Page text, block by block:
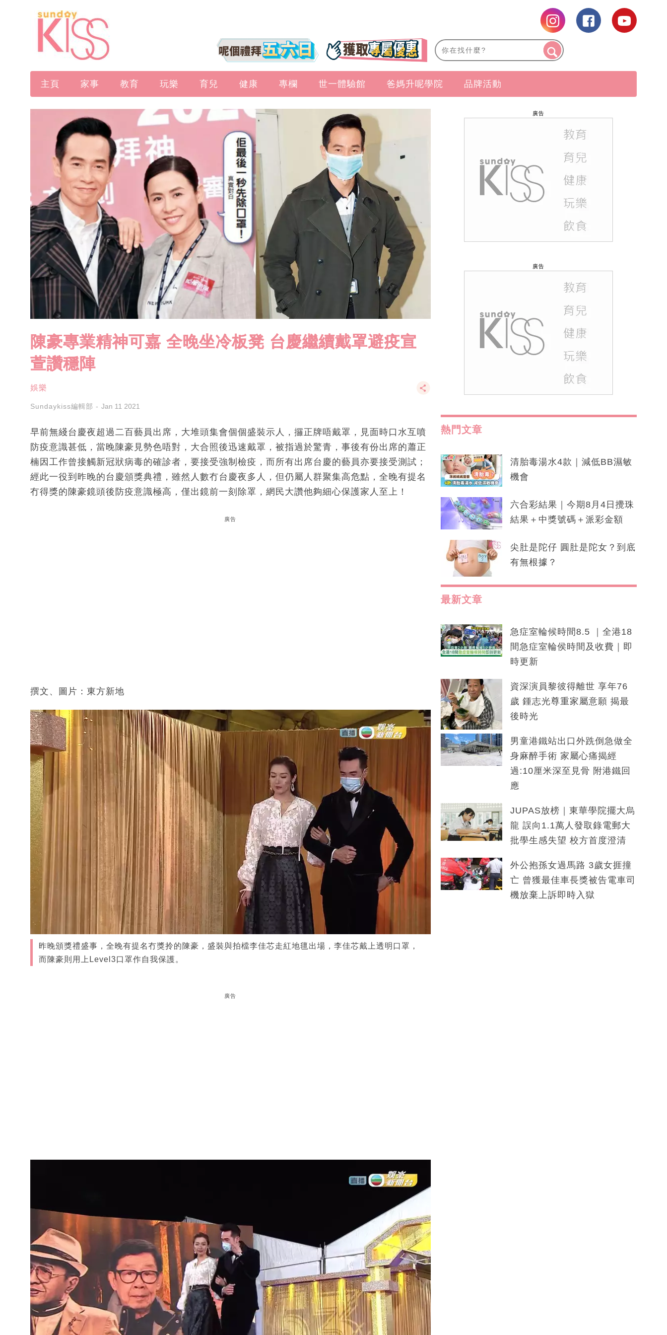
主頁 家事 教育 玩樂 育兒 健康 專欄 世一體驗館 爸媽升呢學院 品牌活動
陳豪專業精神可嘉 全晚坐冷板凳 台慶繼續戴罩避疫宣
萱讚穩陣
娛樂
Sundaykiss編輯部 Jan 11 2021
早前無綫台慶夜超過二百藝員出席，大堆頭集會個個盛裝示人，攞正牌唔戴罩，見面時口水互噴
防疫意識甚低，當晚陳豪見勢色唔對，大合照後迅速戴罩，被指過於驚青，事後有份出席的蕭正
楠因工作曾接觸新冠狀病毒的確診者，要接受強制檢疫，而所有出席台慶的藝員亦要接受測試；
經此一役到昨晚的台慶頒獎典禮，雖然人數冇台慶夜多人，但仍屬人群聚集高危點，全晚有提名
冇得獎的陳豪鏡頭後防疫意識極高，僅出鏡前一刻除罩，網民大讚他夠細心保護家人至上！
廣告
撰文、圖片：東方新地
昨晚頒獎禮盛事，全晚有提名冇獎拎的陳豪，盛裝與拍檔李佳芯走紅地氊出場，李佳芯戴上透明口罩，
而陳豪則用上Level3口罩作自我保護。
廣告
廣告
廣告
熱門文章
清胎毒湯水4款｜減低BB濕敏
機會
六合彩結果｜今期8月4日攪珠
結果＋中獎號碼＋派彩金額
尖肚是陀仔 圓肚是陀女？到底
有無根據？
最新文章
急症室輪候時間8.5 ｜全港18
間急症室輪侯時間及收費｜即
時更新
資深演員黎彼得離世 享年76
歲 鍾志光尊重家屬意願 揭最
後時光
男童港鐵站出口外跣倒急做全
身麻醉手術 家屬心痛揭經
過:10厘米深至見骨 附港鐵回
應
JUPAS放榜｜東華學院擺大烏
龍 誤向1.1萬人發取錄電郵大
批學生感失望 校方首度澄清
外公抱孫女過馬路 3歲女捱撞
亡 曾獲最佳車長獎被告電車司
機放棄上訴即時入獄